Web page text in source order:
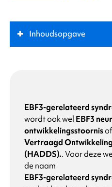
Inhoudsopgave
Symptomen
Wat veroorzaaktEBF3-
Waarom heeft mijn kind
EBF3-gerelateerd
wordt ook wel EBF3
ontwikkelingsstoornis
Vertraagd
(HADDS)..Voor deze
de naam
EBF3-gerelateerd